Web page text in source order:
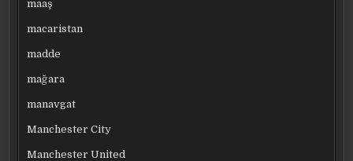
maaş
macaristan
madde
mağara
manavgat
Manchester City
Manchester United